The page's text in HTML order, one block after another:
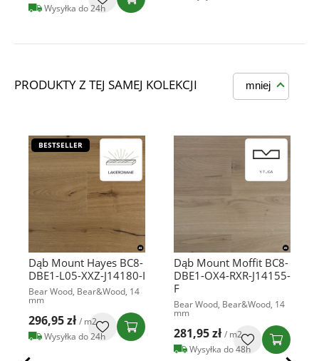
Wysyłka do 24h
PRODUKTY Z TEJ SAMEJ KOLEKCJI mniej
BESTSELLER
Dąb Mount Hayes BC8-
DBE1-L05-XXZ-J14180-I
Bear Wood, Bear&Wood, 14
mm
296,95 zł / m2
Wysyłka do 24h
Dąb Mount Moffit BC8-
DBE1-OX4-RXR-J14155-
F
Bear Wood, Bear&Wood, 14
mm
281,95 zł / m2
Wysyłka do 48h